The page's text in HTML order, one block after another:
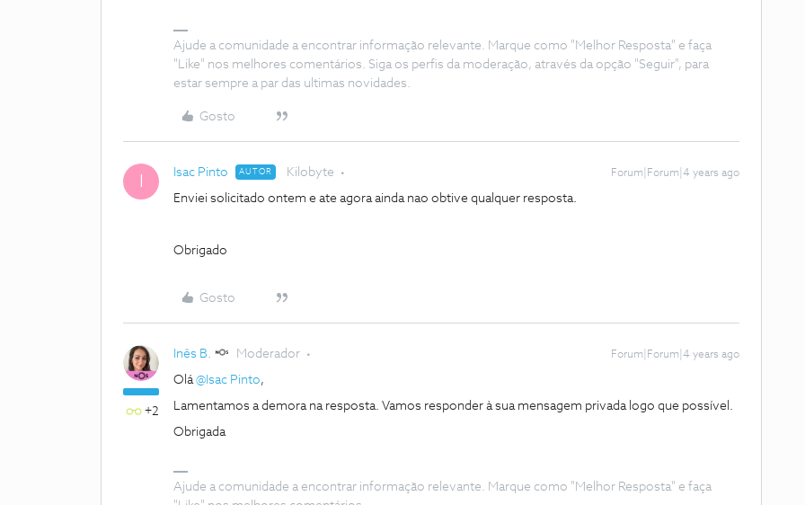
Ajude a comunidade a encontrar informação relevante. Marque como "Melhor Resposta" e faça
"Like" nos melhores comentários. Siga os perfis da moderação, através da opção "Seguir", para
estar sempre a par das ultimas novidades.
Gosto
Isac Pinto AUTOR Kilobyte Forum|Forum|4 years ago
Enviei solicitado ontem e ate agora ainda nao obtive qualquer resposta.
Obrigado
Gosto
+2
Inês B. Moderador Forum|Forum|4 years ago
Olá@Isac Pinto,
Lamentamos a demora na resposta. Vamos responder à sua mensagem privada logo que possível.
Obrigada
Ajude a comunidade a encontrar informação relevante. Marque como "Melhor Resposta" e faça